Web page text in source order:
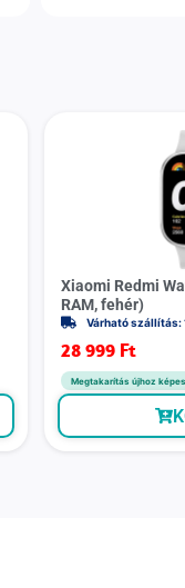
Xiaomi Redmi
RAM, fehér)
Várható szállítás:
28 999 Ft
Megtakarítás újhoz